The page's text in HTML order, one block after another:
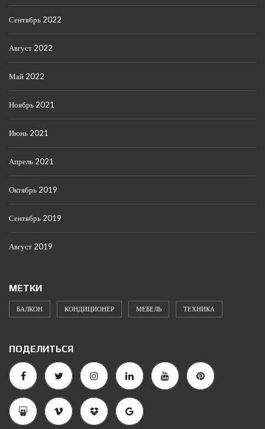
Сентябрь 2022
Август 2022
Май 2022
Ноябрь 2021
Июнь 2021
Апрель 2021
Октябрь 2019
Сентябрь 2019
Август 2019
МЕТКИ
БАЛКОН КОНДИЦИОНЕР МЕБЕЛЬ ТЕХНИКА
ПОДЕЛИТЬСЯ